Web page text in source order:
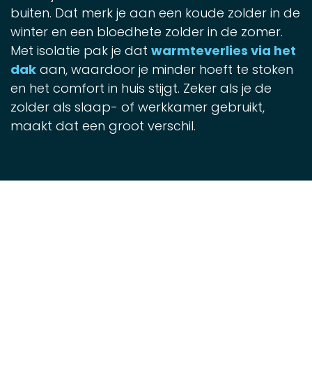
buiten. Dat merk je aan een koude zolder in de
winter en een bloedhete zolder in de zomer.
Met isolatie pak je dat warmteverlies via het
dak aan, waardoor je minder hoeft te stoken
en het comfort in huis stijgt. Zeker als je de
zolder als slaap- of werkkamer gebruikt,
maakt dat een groot verschil.